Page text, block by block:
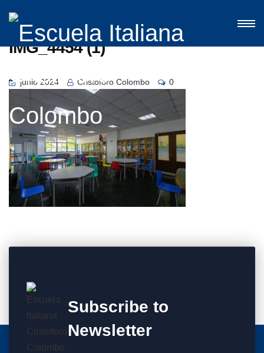
IMG_4454 (1)
junio 2024 Cristoforo Colombo 0
Subscribe to
Newsletter